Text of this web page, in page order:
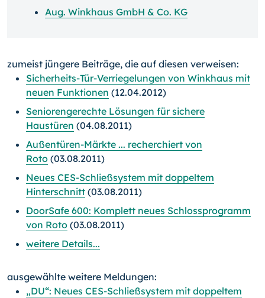
Aug. Winkhaus GmbH & Co. KG
zumeist jüngere Beiträge, die auf diesen verweisen:
Sicherheits-Tür-Verriegelungen von Winkhaus mit
neuen Funktionen (12.04.2012)
Seniorengerechte Lösungen für sichere
Haustüren (04.08.2011)
Außentüren-Märkte ... recherchiert von
Roto (03.08.2011)
Neues CES-Schließsystem mit doppeltem
Hinterschnitt (03.08.2011)
DoorSafe 600: Komplett neues Schlossprogramm
von Roto (03.08.2011)
weitere Details...
ausgewählte weitere Meldungen:
„DU“: Neues CES-Schließsystem mit doppeltem